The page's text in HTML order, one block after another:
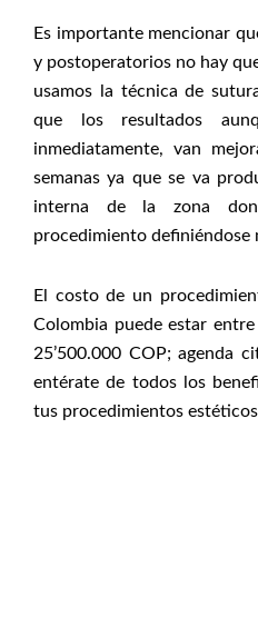
Es importante mencionar
y postoperatorios no hay
usamos la técnica de
que los resultados
inmediatamente, van
semanas ya que se va
interna de la zona
procedimiento definiéndose
El costo de un
Colombia puede estar
25’500.000 COP; agenda
entérate de todos los
tus procedimientos